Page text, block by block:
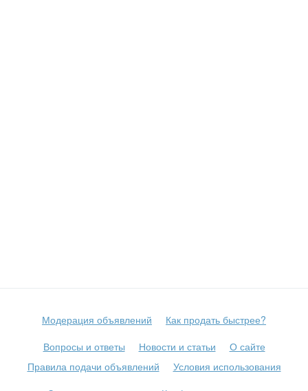
Модерация объявлений
Как продать быстрее?
Вопросы и ответы
Новости и статьи
О сайте
Правила подачи объявлений
Условия использования